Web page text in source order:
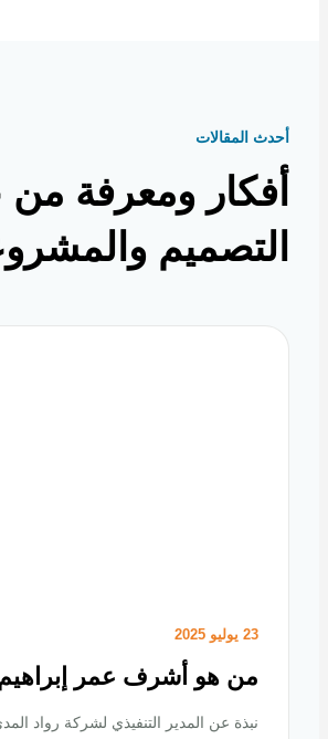
المقالات
ومعرفة من
والمشروعات
من هو أشرف عمر إبراهيم
نبذة عن المدير التنفيذي لشركة رواد المدى